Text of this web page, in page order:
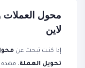
محول العملات
لاين
إذا كنت تبحث عن
تحويل العملة،